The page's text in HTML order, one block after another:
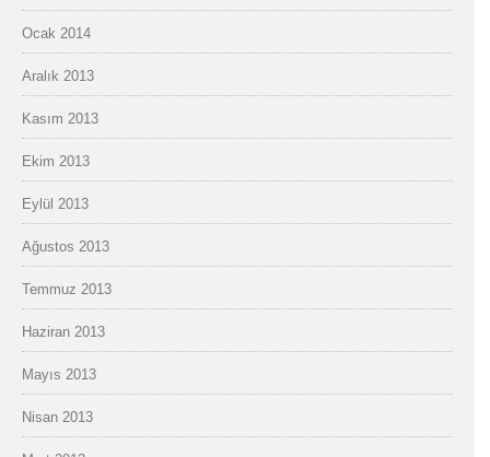
Ocak 2014
Aralık 2013
Kasım 2013
Ekim 2013
Eylül 2013
Ağustos 2013
Temmuz 2013
Haziran 2013
Mayıs 2013
Nisan 2013